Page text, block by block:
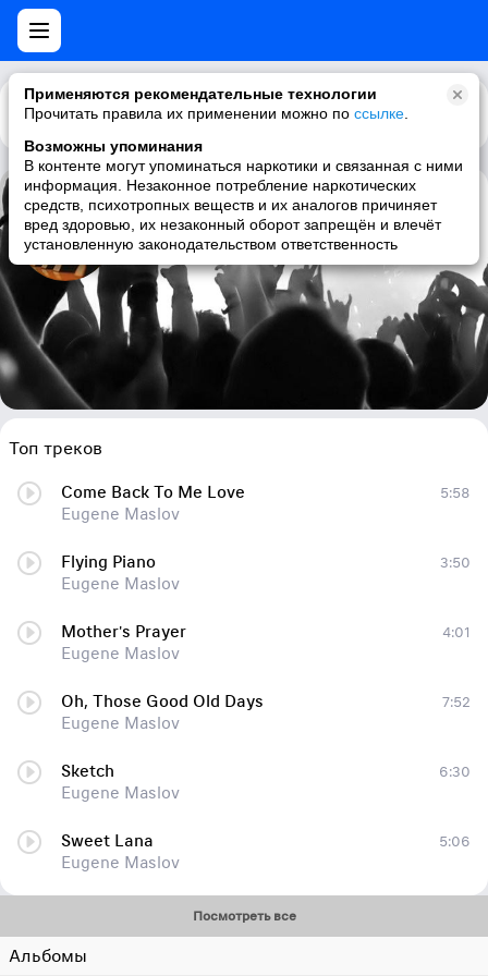
Применяются рекомендательные технологии
Прочитать правила их применении можно по ссылке
Возможны упоминания
В контенте могут упоминаться наркотики и связанная с ними
информация. Незаконное потребление наркотических
средств, психотропных веществ и их аналогов причиняет
вред здоровью, их незаконный оборот запрещён и влечёт
установленную законодательством ответственность
Каталог Рекомендации
Eugene Maslov
jazz, jazz piano, piano
Топ треков
Come Back To Me Love
Eugene Maslov
5:58
Flying Piano
Eugene Maslov
3:50
Mother's Prayer
Eugene Maslov
4:01
Oh, Those Good Old Days
Eugene Maslov
7:52
Sketch
Eugene Maslov
6:30
Sweet Lana
Eugene Maslov
5:06
Посмотреть все
Альбомы